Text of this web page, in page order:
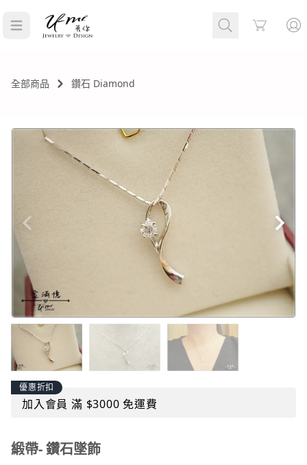
Cart
全部商品 鑽石 Diamond
優惠折扣
加入會員 滿 $3000 免運費
緞帶- 鑽石墜飾